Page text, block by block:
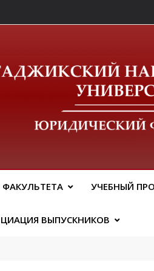
ФАКУЛЬТЕТА УЧЕБНЫЙ
ВЫПУСКНИКОВ